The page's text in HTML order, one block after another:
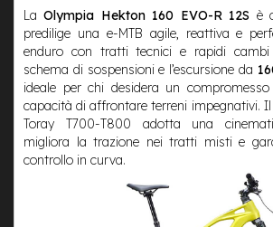
o
r
e
c
e
n
r
a
LaOlympia Hekton 160 EVO-R 12S è
predilige una e-MTB agile, reattiva e
enduro con tratti tecnici e rapidi
schema di sospensioni e l’escursione da
ideale per chi desidera un
capacità di affrontare terreni impegnativi.
Toray T700-T800 adotta una
migliora la trazione nei tratti misti e
controllo in curva.